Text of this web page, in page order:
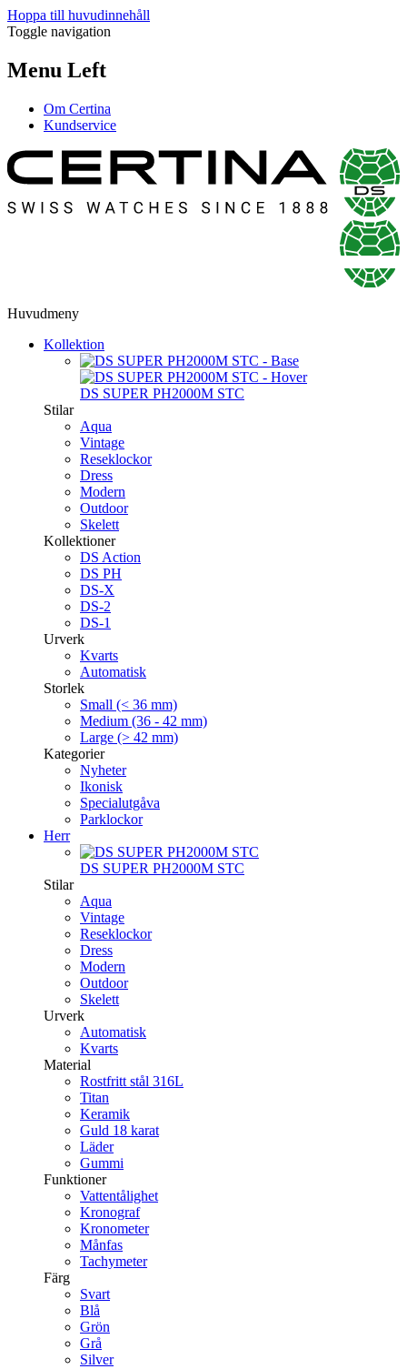
Hoppa till huvudinnehåll
Toggle navigation
Menu Left
Om Certina
Kundservice
Huvudmeny
Kollektion
DS SUPER PH2000M STC
Stilar
Aqua
Vintage
Reseklockor
Dress
Modern
Outdoor
Skelett
Kollektioner
DS Action
DS PH
DS-X
DS-2
DS-1
Urverk
Kvarts
Automatisk
Storlek
Small (< 36 mm)
Medium (36 - 42 mm)
Large (> 42 mm)
Kategorier
Nyheter
Ikonisk
Specialutgåva
Parklockor
Herr
DS SUPER PH2000M STC
Stilar
Aqua
Vintage
Reseklockor
Dress
Modern
Outdoor
Skelett
Urverk
Automatisk
Kvarts
Material
Rostfritt stål 316L
Titan
Keramik
Guld 18 karat
Läder
Gummi
Funktioner
Vattentålighet
Kronograf
Kronometer
Månfas
Tachymeter
Färg
Svart
Blå
Grön
Grå
Silver